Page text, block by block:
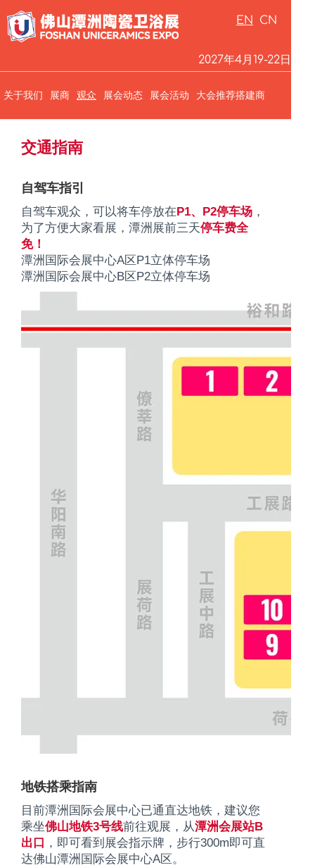
EN CN
2027年4月19-22日
关于我们 展商 观众 展会动态 展会活动 大会推荐搭建商
装备材料展
参展商服务平台
成为展商
参展商手册下载（产品展）
参展商手册下载（装备展）
展馆布局
交通指南
观众个人中心
搭建商手册下载（产品展）
搭建商手册下载（装备展）
交通指南
自驾车指引
自驾车观众，可以将车停放在P1、P2停车场 ，
为了方便大家看展，潭洲展前三天停车费全
免！
潭洲国际会展中心A区P1立体停车场
潭洲国际会展中心B区P2立体停车场
地铁搭乘指南
目前潭洲国际会展中心已通直达地铁，建议您
乘坐佛山地铁3号线前往观展，从潭洲会展站B
出口 ，即可看到展会指示牌，步行300m即可直
达佛山潭洲国际会展中心A区。